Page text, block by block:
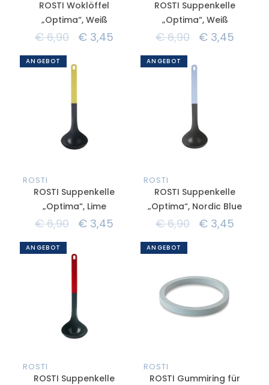
ROSTI Woklöffel
„Optima“, Weiß
€6,90 € 3,45
ROSTI Suppenkelle
„Optima“, Weiß
€6,90 € 3,45
ANGEBOT
ROSTI
ROSTI Suppenkelle
„Optima“, Lime
€6,90 € 3,45
ANGEBOT
ROSTI
ROSTI Suppenkelle
„Optima“, Nordic Blue
€6,90 € 3,45
ANGEBOT
ROSTI
ROSTI Suppenkelle
ANGEBOT
ROSTI
ROSTI Gummiring für